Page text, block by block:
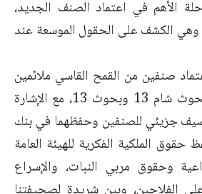
الأهم في اعتماد الصنف الجديد،
وهي الكشف على الحقول الموسعة عند
صنفين من القمح القاسي ملائمين
للزراعة المروية هما بحوث شام 13 وبحوث 13، مع الإشارة
جزيئي للصنفين وحفظهما في بنك
حقوق الملكية الفكرية للهيئة العامة
وحقوق مربي النبات، والإسراع